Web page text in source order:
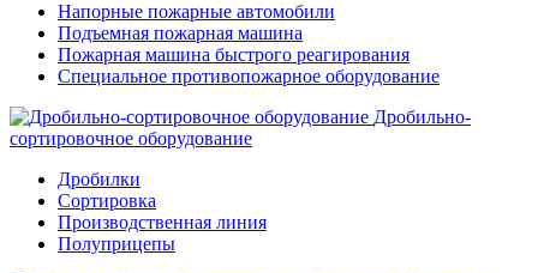
Напорные пожарные автомобили
Подъемная пожарная машина
Пожарная машина быстрого реагирования
Специальное противопожарное оборудование
Дробильно-
сортировочное оборудование
Дробилки
Сортировка
Производственная линия
Полуприцепы